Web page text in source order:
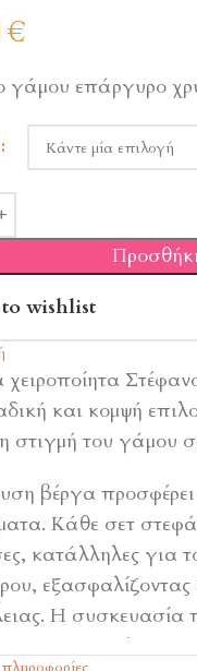
€
γάμου επάργυρο
wishlist
και κομψή
στιγμή του γάμου
βέργα
Κάθε σετ
κατάλληλες για
εξασφαλίζοντας
Η συσκευασία
και εγγύηση